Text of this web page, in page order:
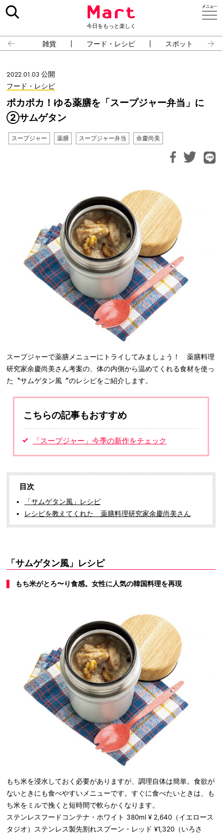
今日をもっと楽しく
雑貨 フード・レシピ スポット
2022.01.03 公開
フード・レシピ
ポカポカ！ゆる薬膳を「スープジャー弁当」に
②サムゲタン
スープジャー 薬膳 スープジャー弁当 余慶尚美
スープジャーで薬膳メニューにトライしてみましょう！ 薬膳料理
研究家余慶尚美さん考案の、体の内側から温めてくれる食材を使っ
た〝サムゲタン風〞のレシピをご紹介します。
こちらの記事もおすすめ
「スープジャー」今季の新作をチェック
目次
「サムゲタン風」レシピ
レシピを教えてくれた 薬膳料理研究家余慶尚美さん
「サムゲタン風」レシピ
もち米がとろ〜り食感。女性に人気の韓国料理を再現
もち米を浸水しておく必要がありますが、調理自体は簡単。食欲が
ないときにも食べやすいメニューです。すぐに食べたいときは、も
ち米をミルで挽くと短時間で軟らかくなります。
ステンレスフードコンテナ・ホワイト 380ml ¥ 2,640（イエロース
タジオ）ステンレス製先割れスプーン・レッド ¥1,320（いろさ